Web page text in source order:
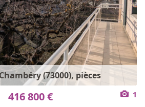
(73000), pièces
416 800 € 1